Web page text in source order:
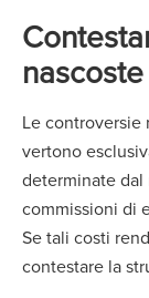
Le
vertono
determinate dal
commissioni di
Se tali costi
contestare la